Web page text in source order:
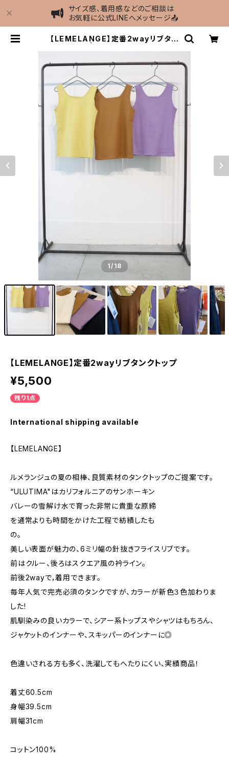
サイズ感、着用感などのご相談は
お気軽に公式LINEへメッセージ📤
【LEMELANGE】定番2wayリブタン
1/18
【LEMELANGE】定番2wayリブタンクトップ
¥5,500
残り1点
International shipping available
【LEMELANGE】
ルメランジュの夏の相棒、良質素材のタンクトップのご提案です。
“ULUTIMA"はカリフォルニアのサンホーキン
バレーの雪解け水で育った非常に貴重な原締
を通常よりも時間をかけた工程で紡績したも
の。
美しい表面が魅力の、6ミリ幅の針抜きフライスリブです。
前はクルー、後ろはスクエア風の衿ライン。
前後2wayで，着用できます。
毎年人気で完売必須のタンクですが、カラーが新色３色加わりま
した!
肌馴染みの良いカラーで、シアー系トップスやシャツはもちろん、
ジャケットのインナーや、スキッパーのインナーに◎
色違いされる方も多く、洗濯してもへたりにくい、実績商品！
着丈60.5cm
身幅39.5cm
肩幅31cm
コットン100%